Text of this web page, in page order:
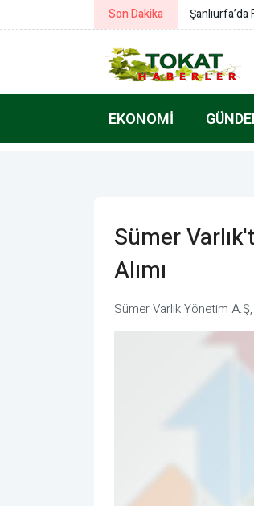
Son Dakika Vali
EKONOMI
Sümer
Alımı
Sümer Varlık Yönetim